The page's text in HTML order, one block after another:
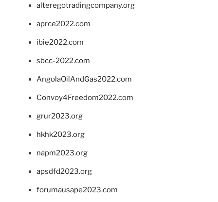
alteregotradingcompany.org
aprce2022.com
ibie2022.com
sbcc-2022.com
AngolaOilAndGas2022.com
Convoy4Freedom2022.com
grur2023.org
hkhk2023.org
napm2023.org
apsdfd2023.org
forumausape2023.com